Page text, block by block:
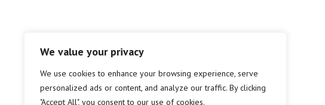
We value your privacy
We use cookies to enhance your browsing experience, serve
personalized ads or content, and analyze our traffic. By clicking
"Accept All", you consent to our use of cookies.